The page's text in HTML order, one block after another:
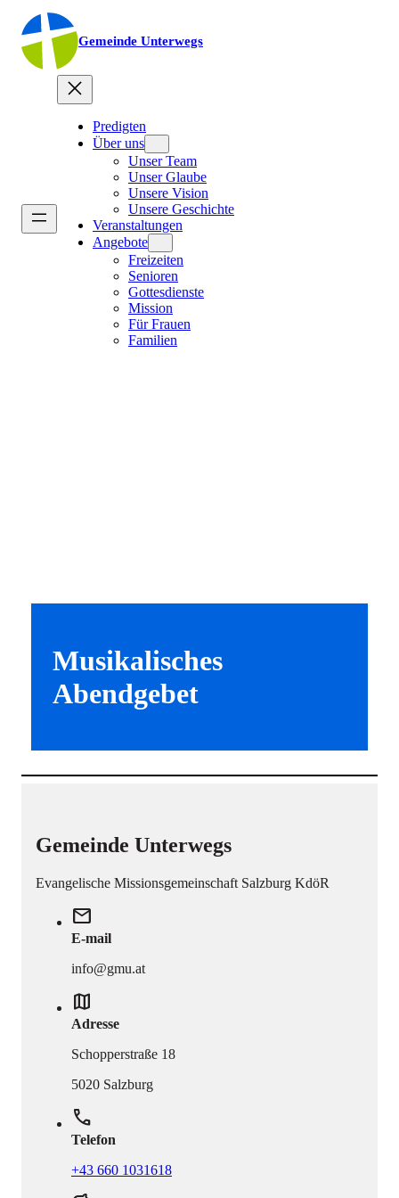
Gemeinde Unterwegs
Predigten
Über uns
Unser Team
Unser Glaube
Unsere Vision
Unsere Geschichte
Veranstaltungen
Angebote
Freizeiten
Senioren
Gottesdienste
Mission
Für Frauen
Familien
Musikalisches
Abendgebet
Gemeinde Unterwegs
Evangelische Missionsgemeinschaft Salzburg KdöR
mail
E-mail
info@gmu.at
map
Adresse
Schopperstraße 18
5020 Salzburg
phone
Telefon
+43 660 1031618